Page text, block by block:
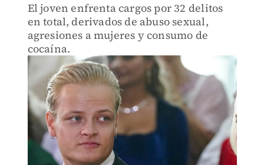
El joven enfrenta cargos por 32 delitos
en total, derivados de abuso sexual,
agresiones a mujeres y consumo de
cocaína.